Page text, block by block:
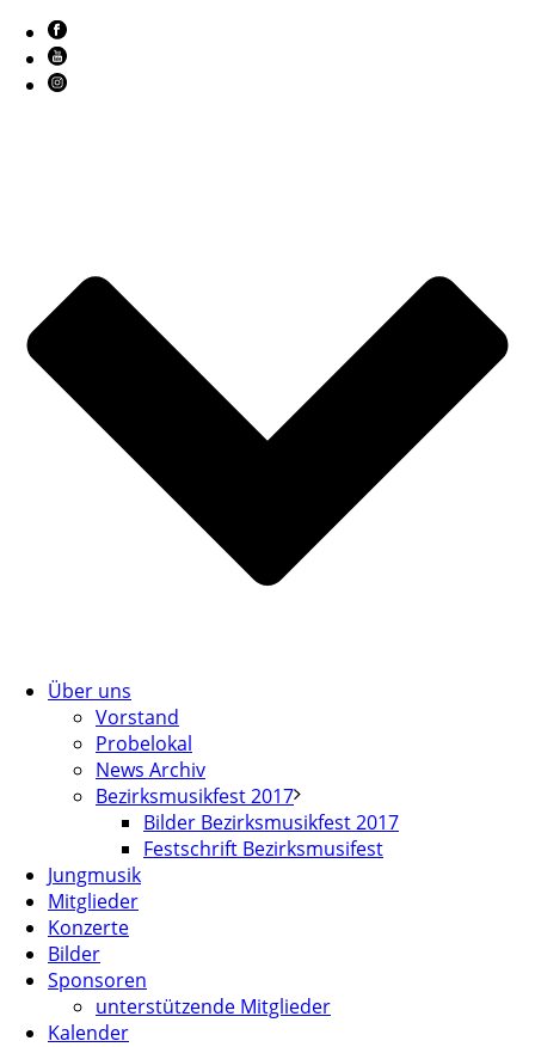
Über uns
Vorstand
Probelokal
News Archiv
Bezirksmusikfest 2017
Bilder Bezirksmusikfest 2017
Festschrift Bezirksmusifest
Jungmusik
Mitglieder
Konzerte
Bilder
Sponsoren
unterstützende Mitglieder
Kalender